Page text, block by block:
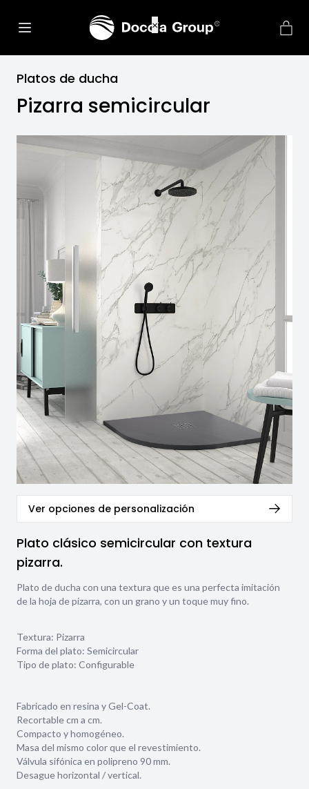
Platos de ducha
Pizarra semicircular
Ver opciones de personalización
Plato clásico semicircular con textura
pizarra.
Plato de ducha con una textura que es una perfecta imitación
de la hoja de pizarra, con un grano y un toque muy fino.
Textura: Pizarra
Forma del plato: Semicircular
Tipo de plato: Configurable
Fabricado en resina y Gel-Coat.
Recortable cm a cm.
Compacto y homogéneo.
Masa del mismo color que el revestimiento.
Válvula sifónica en polipreno 90 mm.
Desague horizontal / vertical.